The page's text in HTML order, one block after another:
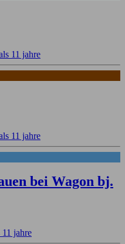
11 jahre
11 jahre
bei Wagon bj.
jahre